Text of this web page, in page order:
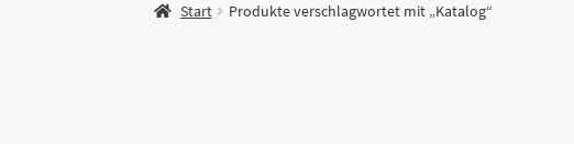
Start Produkte verschlagwortet mit „Katalog“